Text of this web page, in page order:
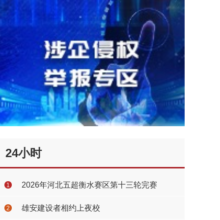
24小时
1 2026年河北五超衡水赛区第十三轮完赛
2 雄安建设者相约上夜校